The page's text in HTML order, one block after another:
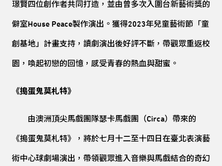
璟賢四位創作者共同打造，並由曾多次入圍台新藝術獎的
僻室House Peace製作演出。獲得2023年兒童藝術節「童
創基地」計畫支持，讀劇演出後好評不斷，帶觀眾重返校
園，喚起初戀的回憶，感受青春的熱血與甜蜜。
《搗蛋鬼莫札特》
由澳洲頂尖馬戲團隊瑟卡馬戲團（Circa）帶來的
《搗蛋鬼莫札特》，將於七月十二至十四日在臺北表演藝
術中心球劇場演出，帶領觀眾進入音樂與馬戲結合的奇幻